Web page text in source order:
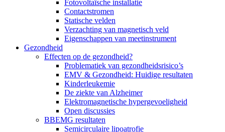
Fotovoltaïsche installatie
Contactstromen
Statische velden
Verzachting van magnetisch veld
Eigenschappen van meetinstrument
Gezondheid
Effecten op de gezondheid?
Problematiek van gezondheidsrisico’s
EMV & Gezondheid: Huidige resultaten
Kinderleukemie
De ziekte van Alzheimer
Elektromagnetische hypergevoeligheid
Open discussies
BBEMG resultaten
Semicirculaire lipoatrofie